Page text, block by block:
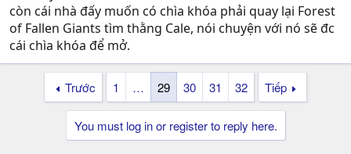
còn cái nhà đấy muốn có chìa khóa phải quay lại Forest
of Fallen Giants tìm thằng Cale, nói chuyện với nó sẽ đc
cái chìa khóa để mở.
Trước 1 … 29 30 31 32 Tiếp
You must log in or register to reply here.